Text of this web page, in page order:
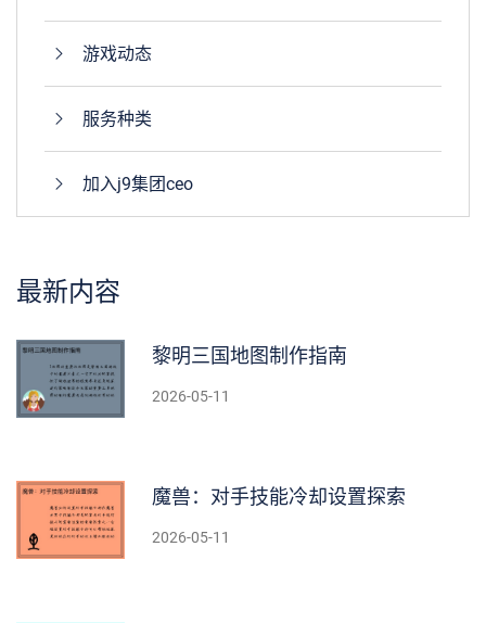
游戏动态
服务种类
加入j9集团ceo
最新内容
黎明三国地图制作指南
2026-05-11
魔兽：对手技能冷却设置探索
2026-05-11